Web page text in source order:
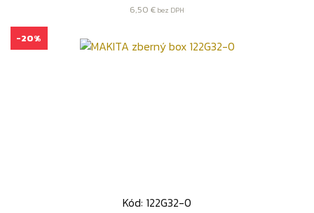
cena6,50 € bez DPH
Kód: 122G32-0
-20%